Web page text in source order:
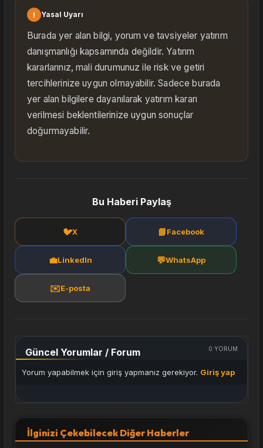
! Yasal Uyarı
Burada yer alan bilgi, yorum ve tavsiyeler yatırım
danışmanlığı kapsamında değildir. Yatırım
kararlarınız, mali durumunuz ile risk ve getiri
tercihlerinize uygun olmayabilir. Sadece burada
yer alan bilgilere dayanılarak yatırım kararı
verilmesi beklentilerinize uygun sonuçlar
doğurmayabilir.
Bu Haberi Paylaş
🐦X 📘Facebook
💼LinkedIn 💬WhatsApp
✉️E-posta
Güncel Yorumlar / Forum 0 YORUM
Yorum yapabilmek için giriş yapmanız gerekiyor. Giriş yap
İlginizi Çekebilecek Diğer Haberler